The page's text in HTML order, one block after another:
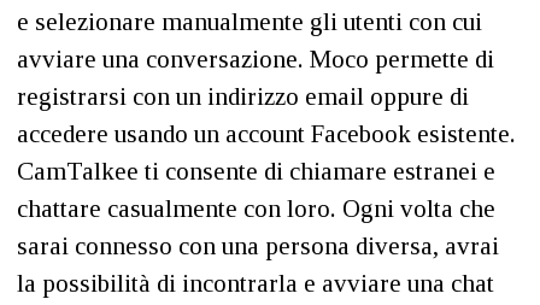
e selezionare manualmente gli utenti con cui
avviare una conversazione. Moco permette di
registrarsi con un indirizzo email oppure di
accedere usando un account Facebook esistente.
CamTalkee ti consente di chiamare estranei e
chattare casualmente con loro. Ogni volta che
sarai connesso con una persona diversa, avrai
la possibilità di incontrarla e avviare una chat